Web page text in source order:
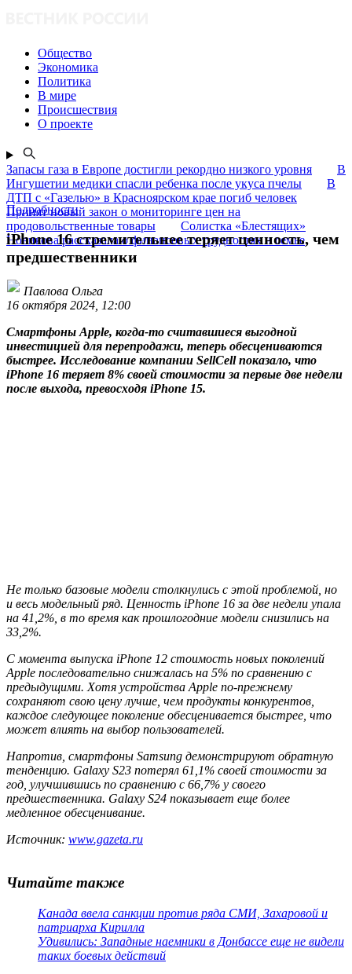
Общество
Экономика
Политика
В мире
Происшествия
О проекте
Запасы газа в Европе достигли рекордно низкого уровня
В
Ингушетии медики спасли ребенка после укуса пчелы
В
ДТП с «Газелью» в Красноярском крае погиб человек
Принят новый закон о мониторинге цен на
продовольственные товары
Солистка «Блестящих»
Новикова рассказала о финансовых трудностях и семье
Подробности
iPhone 16 стремительнее теряет ценность, чем
предшественники
Павлова Ольга
16 октября 2024, 12:00
Смартфоны Apple, когда-то считавшиеся выгодной
инвестицией для перепродажи, теперь обесцениваются
быстрее. Исследование компании SellCell показало, что
iPhone 16 теряет 8% своей стоимости за первые две недели
после выхода, превосходя iPhone 15.
Не только базовые модели столкнулись с этой проблемой, но
и весь модельный ряд. Ценность iPhone 16 за две недели упала
на 41,2%, в то время как прошлогодние модели снизились на
33,2%.
С момента выпуска iPhone 12 стоимость новых поколений
Apple последовательно снижалась на 5% по сравнению с
предыдущими. Хотя устройства Apple по-прежнему
сохраняют свою цену лучше, чем продукты конкурентов,
каждое следующее поколение обесценивается быстрее, что
может влиять на выбор пользователей.
Напротив, смартфоны Samsung демонстрируют обратную
тенденцию. Galaxy S23 потерял 61,1% своей стоимости за
год, улучшившись по сравнению с 66,7% у своего
предшественника. Galaxy S24 показывает еще более
медленное обесценивание.
Источник: www.gazeta.ru
Читайте также
Канада ввела санкции против ряда СМИ, Захаровой и
патриарха Кирилла
Удивились: Западные наемники в Донбассе еще не видели
таких боевых действий